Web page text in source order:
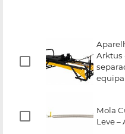
Arktus
Mola
Leve –